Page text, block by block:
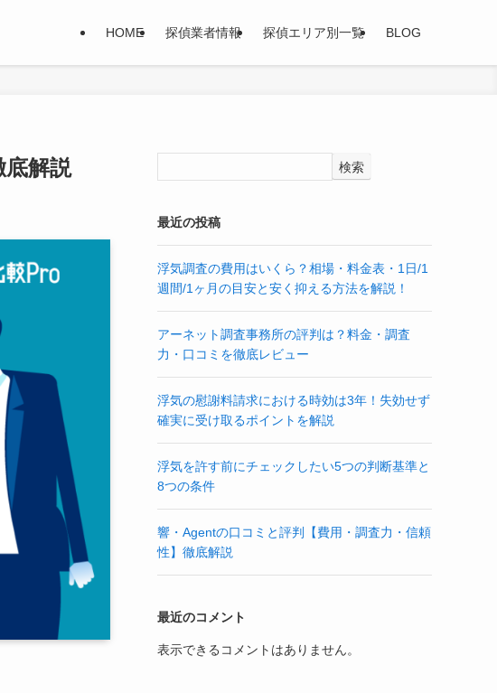
HOME 探偵業者情報 探偵エリア別一覧 BLOG
底解説 検索
最近の投稿
浮気調査の費用はいくら？相場・料金表・1日/1
週間/1ヶ月の目安と安く抑える方法を解説！
アーネット調査事務所の評判は？料金・調査
力・口コミを徹底レビュー
浮気の慰謝料請求における時効は3年！失効せず
確実に受け取るポイントを解説
浮気を許す前にチェックしたい5つの判断基準と
8つの条件
響・Agentの口コミと評判【費用・調査力・信頼
性】徹底解説
最近のコメント
表示できるコメントはありません。